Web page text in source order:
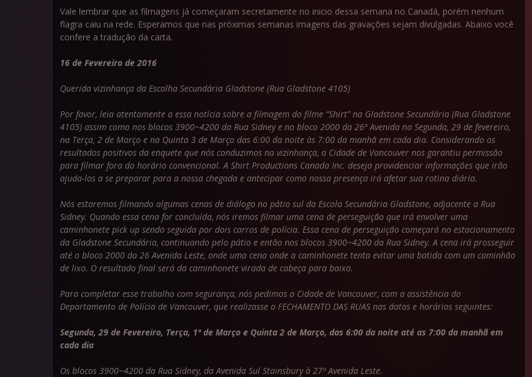
Vale lembrar que as filmagens já começaram secretamente no inicio dessa semana no Canadá, porém nenhum
flagra caiu na rede. Esperamos que nas próximas semanas imagens das gravações sejam divulgadas. Abaixo você
confere a tradução da carta.
16 de Fevereiro de 2016
Querida vizinhança da Escolha Secundária Gladstone (Rua Gladstone 4105)
Por favor, leia atentamente a essa notícia sobre a filmagem do filme “Shirt” na Gladstone Secundária (Rua Gladstone
4105) assim como nos blocos 3900~4200 da Rua Sidney e no bloco 2000 da 26ª Avenida na Segunda, 29 de fevereiro,
na Terça, 2 de Março e na Quinta 3 de Março das 6:00 da noite às 7:00 da manhã em cada dia. Considerando os
resultados positivos da enquete que nós conduzimos na vizinhança, a Cidade de Vancouver nos garantiu permissão
para filmar fora do horário convencional. A Shirt Productions Canada Inc. deseja providenciar informações que irão
ajuda-los a se preparar para a nossa chegada e antecipar como nossa presença irá afetar sua rotina diária.
Nós estaremos filmando algumas cenas de diálogo no pátio sul da Escola Secundária Gladstone, adjacente a Rua
Sidney. Quando essa cena for concluída, nós iremos filmar uma cena de perseguição que irá envolver uma
caminhonete pick up sendo seguida por dois carros de polícia. Essa cena de perseguição começará no estacionamento
da Gladstone Secundária, continuando pelo pátio e então nos blocos 3900~4200 da Rua Sidney. A cena irá prosseguir
até o bloco 2000 da 26 Avenida Leste, onde uma cena onde a caminhonete tenta evitar uma batida com um caminhão
de lixo. O resultado final será da caminhonete virada de cabeça para baixo.
Para completar esse trabalho com segurança, nós pedimos a Cidade de Vancouver, com a assistência do
Departamento de Polícia de Vancouver, que realizasse o FECHAMENTO DAS RUAS nas datas e horários seguintes:
Segunda, 29 de Fevereiro, Terça, 1º de Março e Quinta 2 de Março, das 6:00 da noite até as 7:00 da manhã em
cada dia
Os blocos 3900~4200 da Rua Sidney, da Avenida Sul Stainsbury à 27ª Avenida Leste.